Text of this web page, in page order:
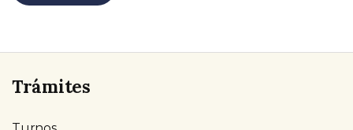
Trámites